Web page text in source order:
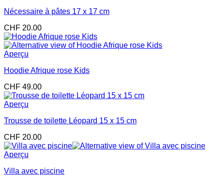
Nécessaire à pâtes 17 x 17 cm
CHF 20.00
Aperçu
Hoodie Afrique rose Kids
CHF 49.00
Aperçu
Trousse de toilette Léopard 15 x 15 cm
CHF 20.00
Aperçu
Villa avec piscine